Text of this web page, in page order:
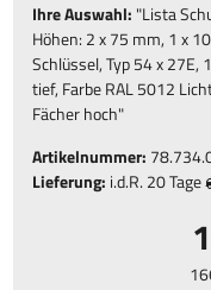
Ihre Auswahl: "Lista
Höhen: 2 x 75 mm, 1 x
Schlüssel, Typ 54 x
tief, Farbe RAL 5012
Fächer hoch"
Artikelnummer:
Lieferung: i.d.R. 20 Tage